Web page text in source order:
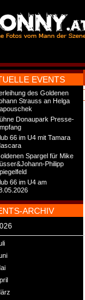
EVENTS
des Goldenen
Strauss an Helga
Donaupark Presse-
66 im U4 mit Tamara
Spargel für Mike
Philipp
66 im U4 am
ARCHIV